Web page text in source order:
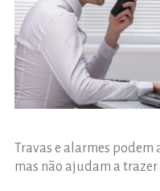
Travas e alarmes
mas não ajudam a trazer